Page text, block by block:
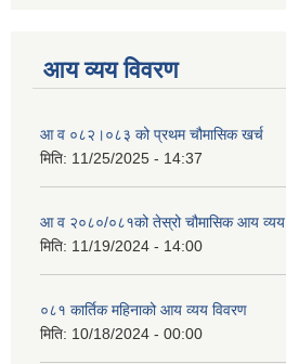
आय व्यय विवरण
आ व ०८२।०८३ को प्रथम चौमासिक खर्च
मिति: 11/25/2025 - 14:37
आ व २०८०/०८१को तेस्रो चौमासिक आय व्यय
मिति: 11/19/2024 - 14:00
०८१ कार्तिक महिनाको आय व्यय विवरण
मिति: 10/18/2024 - 00:00